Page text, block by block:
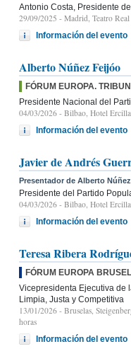
Antonio Costa, Presidente
29/09/2025 - Madrid, Teatro
Información del evento
Alberto Núñez Feijóo
FÓRUM EUROPA.
Presidente Nacional del
04/03/2026 - Bilbao, Hotel
Información del evento
Javier de Andrés
Presentador de Alberto
Presidente del Partido
04/03/2026 - Bilbao, Hotel
Información del evento
Teresa Ribera
FÓRUM EUROPA
Vicepresidenta Ejecutiva de
Limpia, Justa y Competitiva
13/01/2026 - Bruselas,
horas
Información del evento